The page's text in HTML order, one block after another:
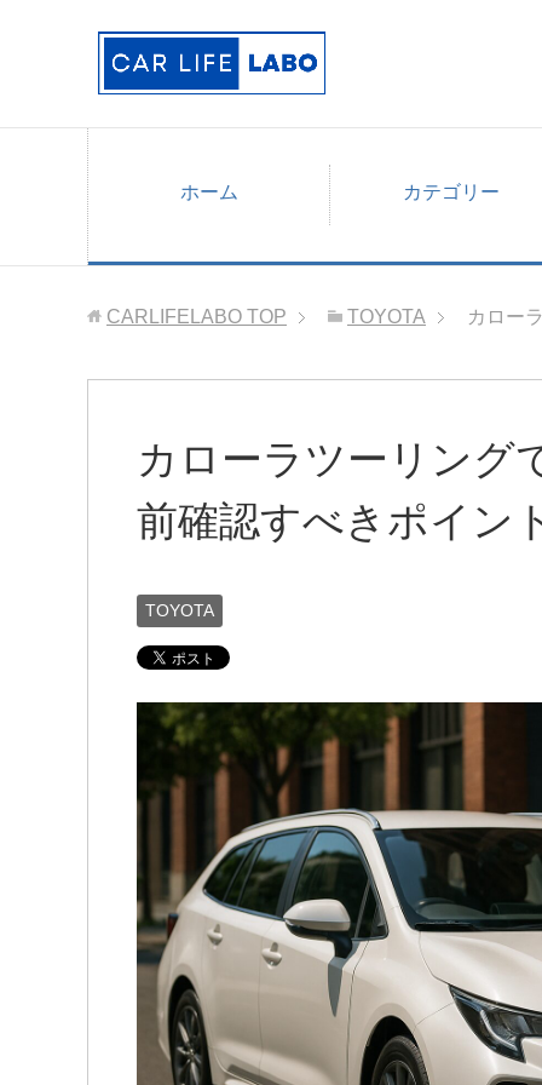
ホーム カテゴリー
CARLIFELABO TOP TOYOTA カロー
カローラツーリング
前確認すべきポイン
TOYOTA